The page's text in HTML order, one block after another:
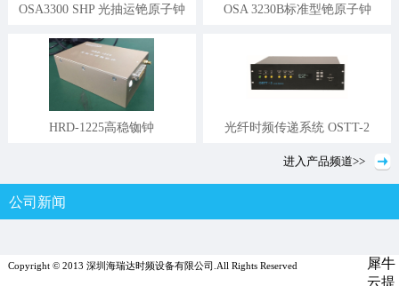
OSA3300 SHP 光抽运铯原子钟 OSA 3230B标准型铯原子钟
HRD-1225高稳铷钟 光纤时频传递系统 OSTT-2
进入 产品频道>>
公司新闻
Copyright © 2013 深圳海瑞达时频设备有限公司.All Rights Reserved
犀牛
云提